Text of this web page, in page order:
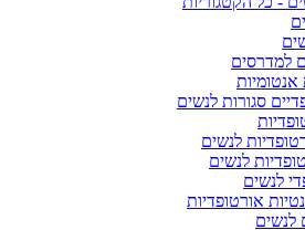
למדרסים
אנטומיות
סגורות לנשים
לנשים
לנשים
לנשים
אורטופדיות
לנשים